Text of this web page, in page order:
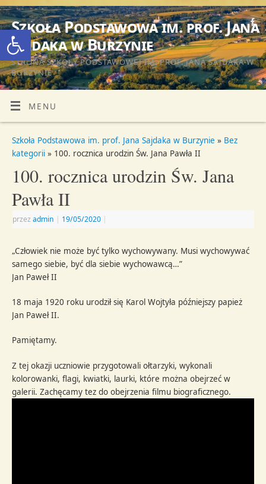
Otwórz pasek narzędzi
Szkoła Podstawowa im. prof. Jana
Sajdaka w Burzynie
STRONA SZKOŁY PODSTAWOWEJ IM. PROF. JANA SAJDAKA W
BURZYNIE
MENU
Szkoła Podstawowa im. prof. Jana Sajdaka w Burzynie » Bez
kategorii » 100. rocznica urodzin Św. Jana Pawła II
100. rocznica urodzin Św. Jana
Pawła II
przezadmin | 19/05/2020 |
„Człowiek nie może być tylko wychowywany. Musi wychowywać
samego siebie, być dla siebie wychowawcą…”
Jan Paweł II
18 maja 1920 roku urodził się Karol Wojtyła późniejszy papież
Jan Paweł II.
Pamiętamy.
Z tej okazji uczniowie przygotowali ołtarzyki, wykonali
kolorowanki, flagi, kwiatki, laurki, które można obejrzeć w
galerii. Zachęcamy tez do obejrzenia filmu biograficznego.